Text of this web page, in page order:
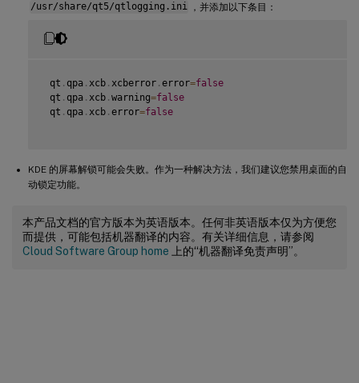
/usr/share/qt5/qtlogging.ini ，并添加以下条目：
qt . qpa . xcb . xcberror . error=false
qt . qpa . xcb . warning=false
qt . qpa . xcb . error=false
KDE 的屏幕解锁可能会失败。作为一种解决方法，我们建议您禁用桌面的自
动锁定功能。
本产品文档的官方版本为英语版本。任何非英语版本仅为方便您
而提供，可能包括机器翻译的内容。有关详细信息，请参阅
Cloud Software Group home 上的“机器翻译免责声明”。